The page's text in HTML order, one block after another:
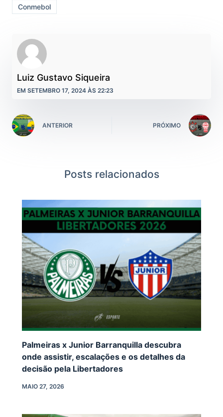
Conmebol
Luiz Gustavo Siqueira
EM SETEMBRO 17, 2024 ÀS 22:23
ANTERIOR PRÓXIMO
Posts relacionados
Palmeiras x Junior Barranquilla descubra
onde assistir, escalações e os detalhes da
decisão pela Libertadores
MAIO 27, 2026